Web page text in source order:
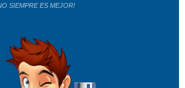
SIEMPRE ES MEJOR!